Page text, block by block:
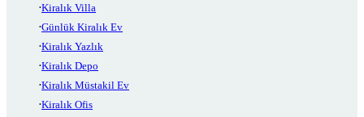
Kiralık Villa
Günlük Kiralık Ev
Kiralık Yazlık
Kiralık Depo
Kiralık Müstakil Ev
Kiralık Ofis